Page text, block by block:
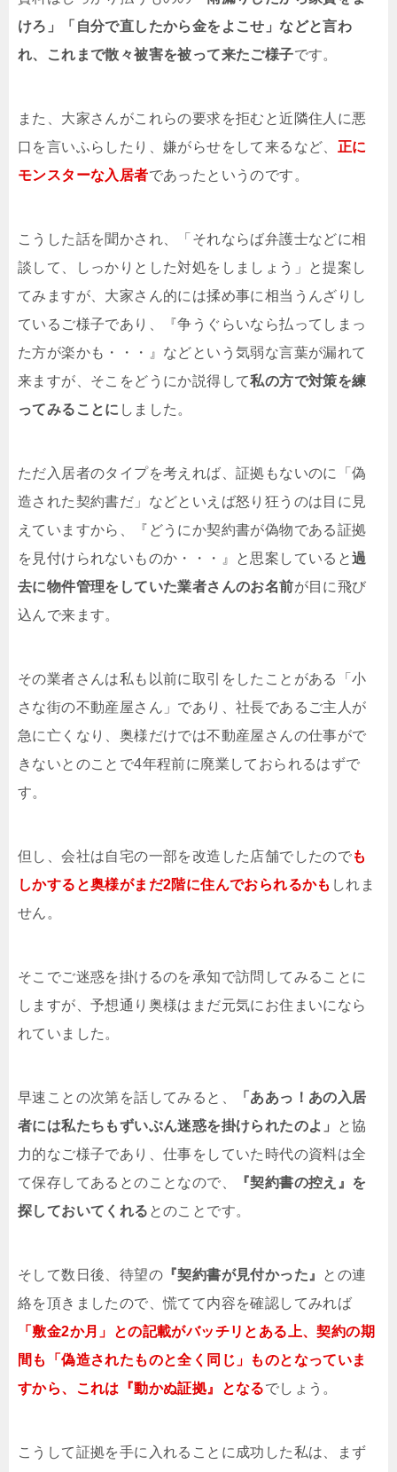
けろ」「自分で直したから金をよこせ」などと言わ
れ、これまで散々被害を被って来たご様子です。
また、大家さんがこれらの要求を拒むと近隣住人に悪
口を言いふらしたり、嫌がらせをして来るなど、 正に
モンスターな入居者であったというのです。
こうした話を聞かされ、「それならば弁護士などに相
談して、しっかりとした対処をしましょう」と提案し
てみますが、大家さん的には揉め事に相当うんざりし
ているご様子であり、『争うぐらいなら払ってしまっ
た方が楽かも・・・』などという気弱な言葉が漏れて
来ますが、そこをどうにか説得して私の方で対策を練
ってみることに しました。
ただ入居者のタイプを考えれば、証拠もないのに「偽
造された契約書だ」などといえば怒り狂うのは目に見
えていますから、『どうにか契約書が偽物である証拠
を見付けられないものか・・・』と思案していると過
去に物件管理をしていた業者さんのお名前が目に飛び
込んで来ます。
その業者さんは私も以前に取引をしたことがある「小
さな街の不動産屋さん」であり、社長であるご主人が
急に亡くなり、奥様だけでは不動産屋さんの仕事がで
きないとのことで4年程前に廃業しておられるはずで
す。
但し、会社は自宅の一部を改造した店舗でしたのでも
しかすると奥様がまだ2階に住んでおられるかも しれま
せん。
そこでご迷惑を掛けるのを承知で訪問してみることに
しますが、予想通り奥様はまだ元気にお住まいになら
れていました。
早速ことの次第を話してみると、
「ああっ！あの入居
者には私たちもずいぶん迷惑を掛けられたのよ」
と協
力的なご様子であり、仕事をしていた時代の資料は全
て保存してあるとのことなので、
『契約書の控え』を
探しておいてくれる とのことです。
そして数日後、待望の 『契約書が見付かった』 との連
絡を頂きましたので、慌てて内容を確認してみれば
「敷金2か月」との記載がバッチリとある上、契約の期
間も「偽造されたものと全く同じ」ものとなっていま
すから、これは『動かぬ証拠』となるでしょう。
こうして証拠を手に入れることに成功した私は、まず